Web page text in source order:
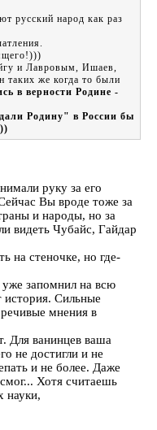
русский народ как раз
и Лавровым, Ишаев,
же когда то были
в верности Родине -
Родину" в России бы
руку за его
Вы вроде тоже за
и народы, но за
видеть Чубайс, Гайдар
на стеночке, но где-
уже запомнил на всю
Сильные
мнения в
Для ванинцев ваша
не достигли и не
и не более. Даже
Хотя считаешь
науки,